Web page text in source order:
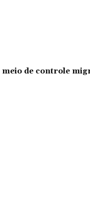
de controle